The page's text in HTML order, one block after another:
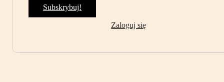
Subskrybuj!
Zaloguj się